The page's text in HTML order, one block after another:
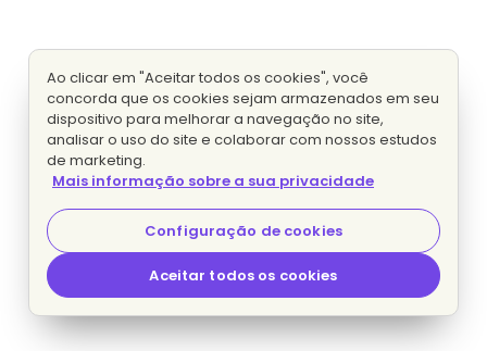
Ao clicar em "Aceitar todos os cookies", você
concorda que os cookies sejam armazenados em seu
dispositivo para melhorar a navegação no site,
analisar o uso do site e colaborar com nossos estudos
de marketing.
Mais informação sobre a sua privacidade
Configuração de cookies
Aceitar todos os cookies